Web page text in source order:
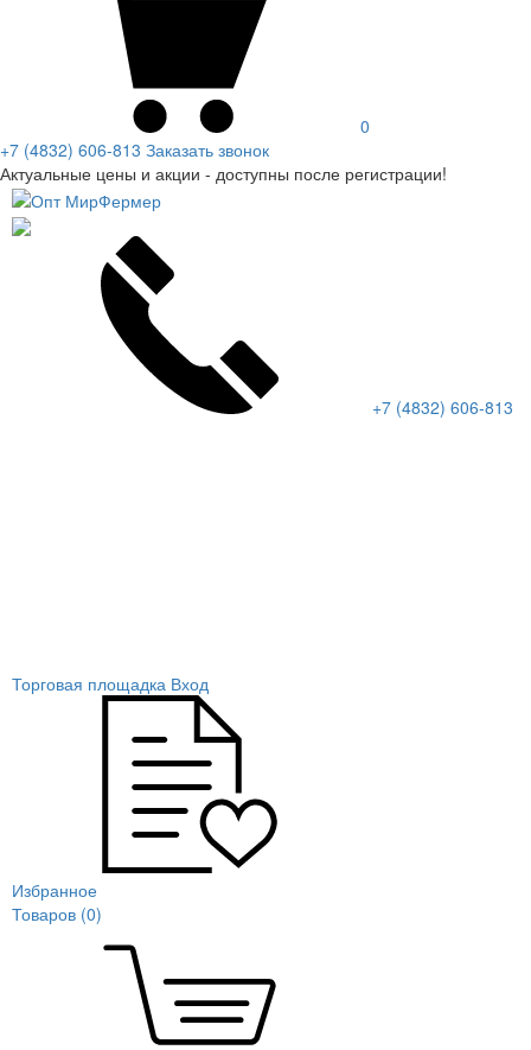
0
+7 (4832) 606-813 Заказать звонок
Актуальные цены и акции - доступны после регистрации!
+7 (4832) 606-813
Торговая площадка Вход
Избранное
Товаров (0)